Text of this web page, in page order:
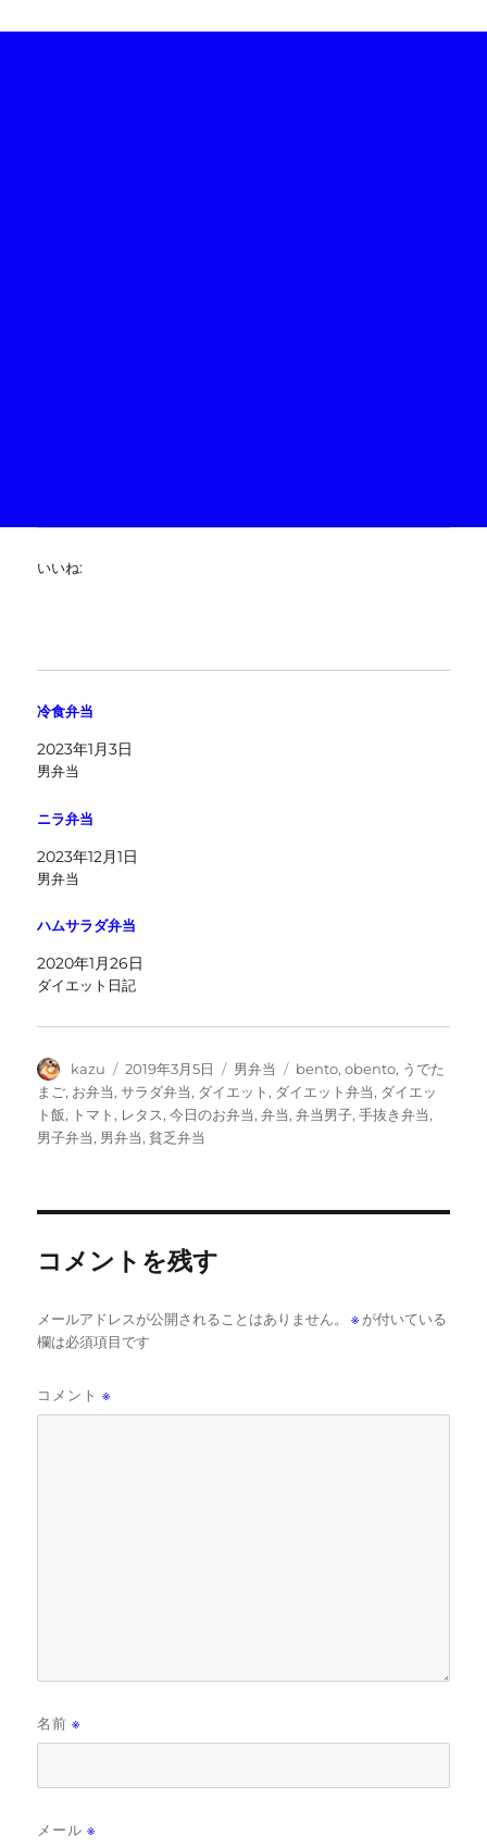
いいね:
冷食弁当
2023年1月3日
男弁当
ニラ弁当
2023年12月1日
男弁当
ハムサラダ弁当
2020年1月26日
ダイエット日記
投
稿
者
kazu
投
稿
日:
2019年3月5日
カ
テ
ゴ
男弁当
タ
グ
bento,obento, うでた
まご, お弁当,サラダ弁当, ダイエット, ダイエット弁当, ダイエッ
ト飯, トマト, レタス,今日のお弁当,弁当,弁当男子,手抜き弁当,
男子弁当, 男弁当,貧乏弁当
コメントを残す
メールアドレスが公開されることはありません。 ※が付いている
欄は必須項目です
コメント※
名前※
メール※